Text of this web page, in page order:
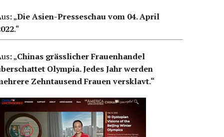
„Die Asien-Presseschau vom 04. April
.“
„Chinas grässlicher Frauenhandel
Olympia. Jedes Jahr werden
Zehntausend Frauen versklavt.“